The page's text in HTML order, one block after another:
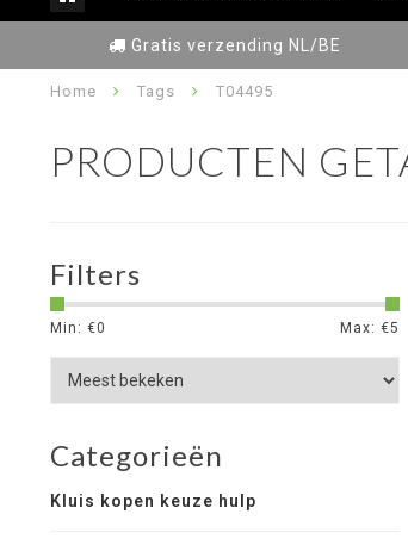
Gratis verzending NL/BE
Home Tags T04495
PRODUCTEN
Filters
Min: €0 Max: €5
Categorieën
Kluis kopen keuze hulp